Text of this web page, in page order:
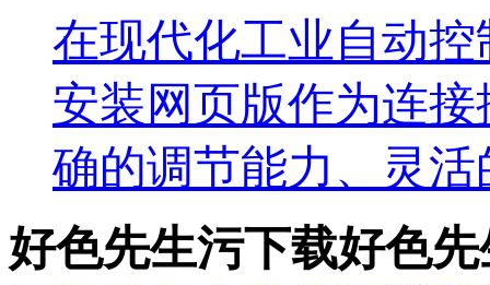
在现代化工业自动控
安装网页版作为连接
确的调节能力、灵
好色先生污下载好色